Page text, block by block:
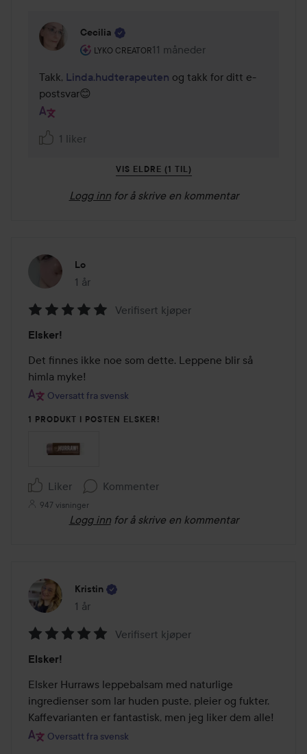
Cecilia
LYKO CREATOR
Brukerens rolle: Lyko Creator.
11 måneder
Kommentaren lades 11 måneder
Takk, Linda.hudterapeuten og takk for ditt e-
postsvar😊
1 liker
VIS ELDRE (1 TIL)
Logg inn for å skrive en kommentar
Lo
1 år
Innlegget ble opprettet 1 år
5
av
5
Verifisert kjøper
Elsker!
Det finnes ikke noe som dette. Leppene blir så
himla myke!
Oversatt fra svensk
1 PRODUKT I POSTEN ELSKER!
Liker Kommenter
947 visninger
Logg inn for å skrive en kommentar
Kristin
1 år
Innlegget ble opprettet 1 år
5
av
5
Verifisert kjøper
Elsker!
Elsker Hurraws leppebalsam med naturlige
ingredienser som lar huden puste, pleier og fukter.
Kaffevarianten er fantastisk, men jeg liker dem alle!
Oversatt fra svensk